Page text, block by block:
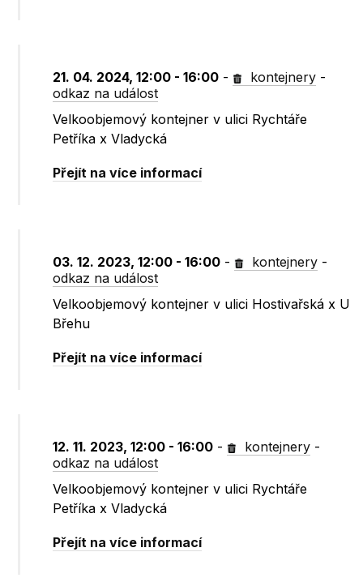
21. 04. 2024, 12:00 - 16:00 - kontejnery -
odkaz na událost
Velkoobjemový kontejner v ulici Rychtáře
Petříka x Vladycká
Přejít na více informací
03. 12. 2023, 12:00 - 16:00 - kontejnery -
odkaz na událost
Velkoobjemový kontejner v ulici Hostivařská x U
Břehu
Přejít na více informací
12. 11. 2023, 12:00 - 16:00 - kontejnery -
odkaz na událost
Velkoobjemový kontejner v ulici Rychtáře
Petříka x Vladycká
Přejít na více informací